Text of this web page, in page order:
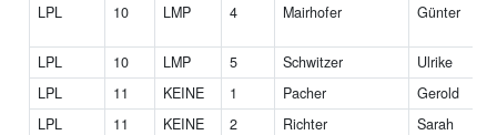
LPL
10 LMP 4 Mairhofer Günter
LPL 10 LMP 5 Schwitzer
Ulrike
LPL
11 KEINE 1 Pacher
Gerold
LPL
11 KEINE 2 Richter Sarah